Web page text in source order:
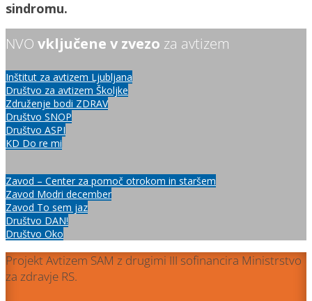
sindromu.
NVO vključene v zvezo za avtizem
Inštitut za avtizem Ljubljana
Društvo za avtizem Školjke
Združenje bodi ZDRAV
Društvo SNOP
Društvo ASPI
KD Do re mi
Zavod – Center za pomoč otrokom in staršem
Zavod Modri december
Zavod To sem jaz
Društvo DAN!
Društvo Oko
Projekt Avtizem SAM z drugimi III sofinancira Ministrstvo
za zdravje RS.